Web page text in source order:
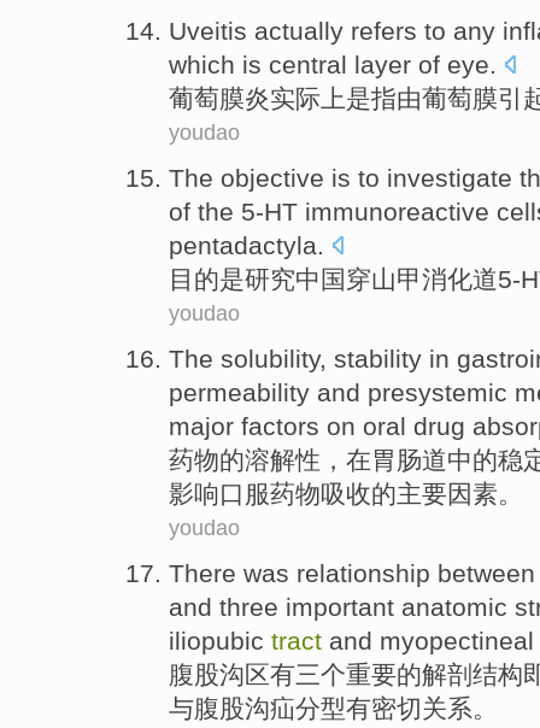
Uveitis actually refers to any
which is central layer of eye.
葡萄膜炎实际上是指由葡萄膜引
youdao
The objective is to investigate
of the 5-HT immunoreactive
pentadactyla.
目的是研究中国穿山甲消化道5-
youdao
The solubility, stability in
permeability and presystemic
major factors on oral drug
药物的溶解性 ， 在胃肠道中的稳
影响口服药物吸收的主要因素。
youdao
There was relationship between
and three important anatomic
iliopubic tract and myopectineal
腹股沟区有三个重要的解剖 结构
与腹股沟疝分型有密切关系。